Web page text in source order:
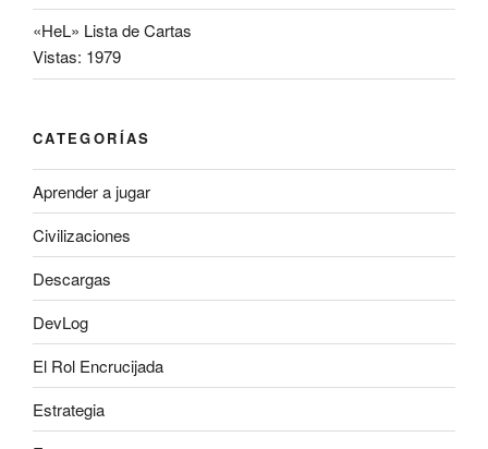
«HeL» Lista de Cartas
Vistas: 1979
CATEGORÍAS
Aprender a jugar
Civilizaciones
Descargas
DevLog
El Rol Encrucijada
Estrategia